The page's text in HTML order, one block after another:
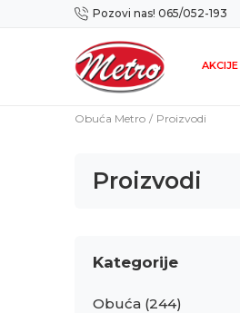
Pozovi nas! 065/052-193
Preuzmi NOVU
AKCIJE
Obuća Metro Proizvodi
Proizvodi
Kategorije
Obuća (244)